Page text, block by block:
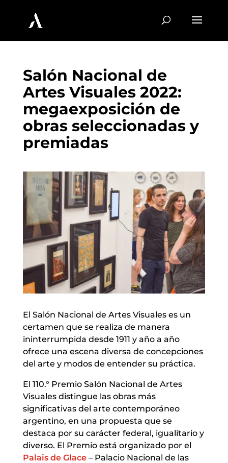
Salón Nacional de
Artes Visuales 2022:
megaexposición de
obras seleccionadas y
premiadas
El Salón Nacional de Artes Visuales es un
certamen que se realiza de manera
ininterrumpida desde 1911 y año a año
ofrece una escena diversa de concepciones
del arte y modos de entender su práctica.
El 110.° Premio Salón Nacional de Artes
Visuales distingue las obras más
significativas del arte contemporáneo
argentino, en una propuesta que se
destaca por su carácter federal, igualitario y
diverso. El Premio está organizado por el
Palais de Glace– Palacio Nacional de las